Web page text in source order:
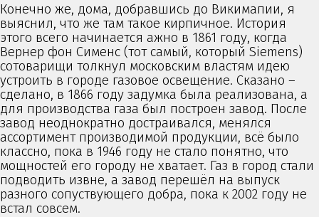
Конечно же, дома, добравшись до Викимапии, я
выяснил, что же там такое кирпичное. История
этого всего начинается ажно в 1861 году, когда
Вернер фон Сименс (тот самый, который Siemens)
сотоварищи толкнул московским властям идею
устроить в городе газовое освещение. Сказано –
сделано, в 1866 году задумка была реализована, а
для производства газа был построен завод. После
завод неоднократно достраивался, менялся
ассортимент производимой продукции, всё было
классно, пока в 1946 году не стало понятно, что
мощностей его городу не хватает. Газ в город стали
подводить извне, а завод перешёл на выпуск
разного сопуствующего добра, пока к 2002 году не
встал совсем.